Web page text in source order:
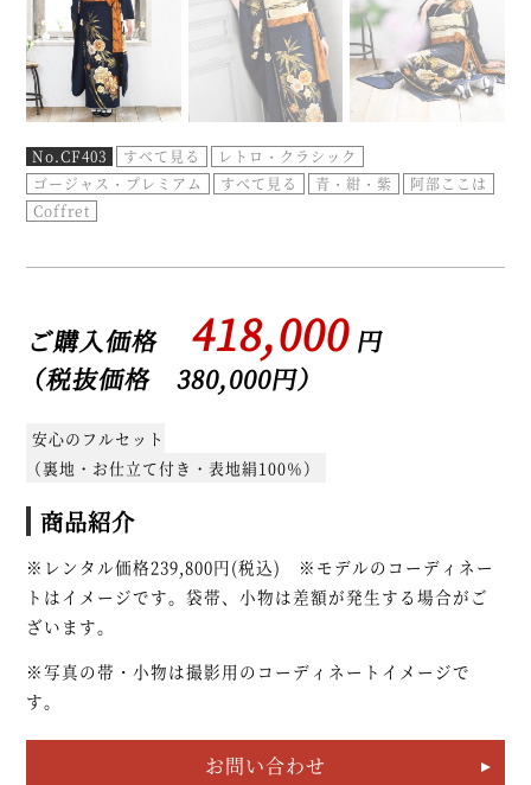
No.CF403 すべて見る
レトロ・クラシック
ゴージャス・プレミアム
すべて見る 青・紺・紫
阿部ここは
Coffret
ご購入価格418,000 円
（税抜価格 380,000円）
安心のフルセット
（裏地・お仕立て付き・表地絹100％）
商品紹介
※レンタル価格239,800円(税込) ※モデルのコーディネー
トはイメージです。袋帯、小物は差額が発生する場合がご
ざいます。
※写真の帯・小物は撮影用のコーディネートイメージで
す。
お問い合わせ